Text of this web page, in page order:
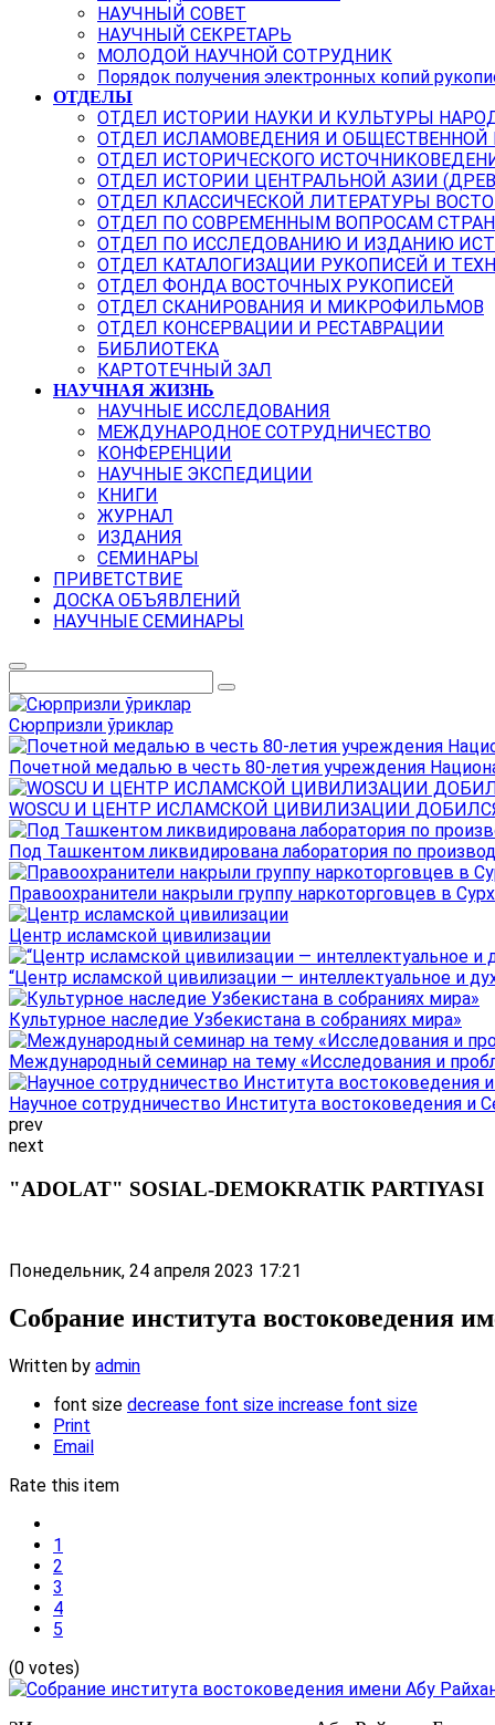
НАУЧНЫЙ СОВЕТ
НАУЧНЫЙ СЕКРЕТАРЬ
МОЛОДОЙ НАУЧНОЙ СОТРУДНИК
Порядок получения электронных копий
ОТДЕЛЫ
ОТДЕЛ ИСТОРИИ НАУКИ И КУЛЬТУРЫ
ОТДЕЛ ИСЛАМОВЕДЕНИЯ И
ОТДЕЛ ИСТОРИЧЕСКОГО
ОТДЕЛ ИСТОРИИ ЦЕНТРАЛЬНОЙ АЗИИ
ОТДЕЛ КЛАССИЧЕСКОЙ ЛИТЕРАТУРЫ
ОТДЕЛ ПО СОВРЕМЕННЫМ ВОПРОСАМ
ОТДЕЛ ПО ИССЛЕДОВАНИЮ И ИЗДАНИЮ
ОТДЕЛ КАТАЛОГИЗАЦИИ РУКОПИСЕЙ И
ОТДЕЛ ФОНДА ВОСТОЧНЫХ РУКОПИСЕЙ
ОТДЕЛ СКАНИРОВАНИЯ И МИКРОФИЛЬМОВ
ОТДЕЛ КОНСЕРВАЦИИ И РЕСТАВРАЦИИ
БИБЛИОТЕКА
КАРТОТЕЧНЫЙ ЗАЛ
НАУЧНАЯ ЖИЗНЬ
НАУЧНЫЕ ИССЛЕДОВАНИЯ
МЕЖДУНАРОДНОЕ СОТРУДНИЧЕСТВО
КОНФЕРЕНЦИИ
НАУЧНЫЕ ЭКСПЕДИЦИИ
КНИГИ
ЖУРНАЛ
ИЗДАНИЯ
СЕМИНАРЫ
ПРИВЕТСТВИЕ
ДОСКА ОБЪЯВЛЕНИЙ
НАУЧНЫЕ СЕМИНАРЫ
Сюрпризли ўриклар
Почетной медалью в честь 80-летия учреждения
WOSCU И ЦЕНТР ИСЛАМСКОЙ ЦИВИЛИЗАЦИИ
Под Ташкентом ликвидирована лаборатория по
Правоохранители накрыли группу наркоторговцев в
Центр исламской цивилизации
“Центр исламской цивилизации — интеллектуальное и
Культурное наследие Узбекистана в собраниях мира»
Международный семинар на тему «Исследования и
Научное сотрудничество Института востоковедения и
prev
next
"ADOLAT" SOSIAL-DEMOKRATIK PARTIYASI
Понедельник, 24 апреля 2023 17:21
Cобрание института востоковедения
Written by admin
font size decrease font size increase font size
Print
Email
Rate this item
1
2
3
4
5
(0 votes)